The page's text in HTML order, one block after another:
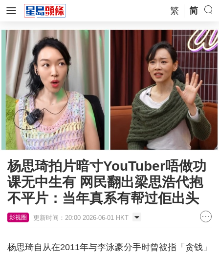
繁 简
杨思琦拍片暗寸YouTuber唔做功
课无中生有 网民翻出梁思浩代抱
不平片：当年真系有帮过佢出头
影视圈 更新时间：20:00 2026-06-01 HKT
杨思琦自从在2011年与李泳豪分手时曾被指「贪钱」